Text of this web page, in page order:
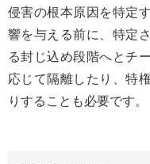
侵害の根本原因を特定
響を与える前に、特定
る封じ込め段階へとチ
応じて隔離したり、特
りすることも必要です。